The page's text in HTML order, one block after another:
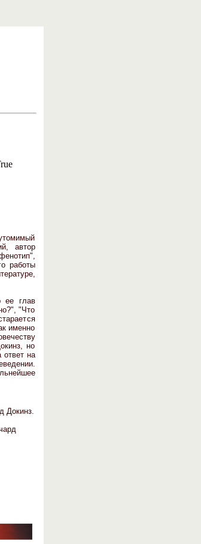
автор
работы
ее глав
"Что
именно
но
ответ на
Докинз.